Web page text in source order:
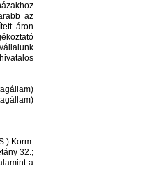
az
áron
Korm.
32.;
a